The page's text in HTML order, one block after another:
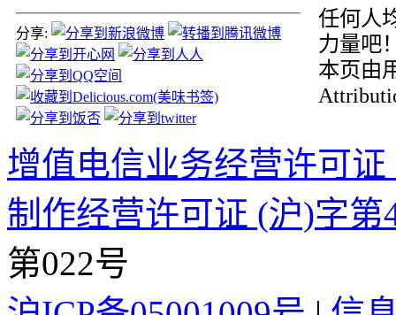
任何人
力量吧
本页由
分享:
增值电信业务经营许可证
制作经营许可证 (沪)字第
第022号